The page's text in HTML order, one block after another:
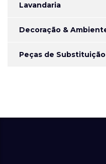
Lavandaria
Decoração &
Peças de